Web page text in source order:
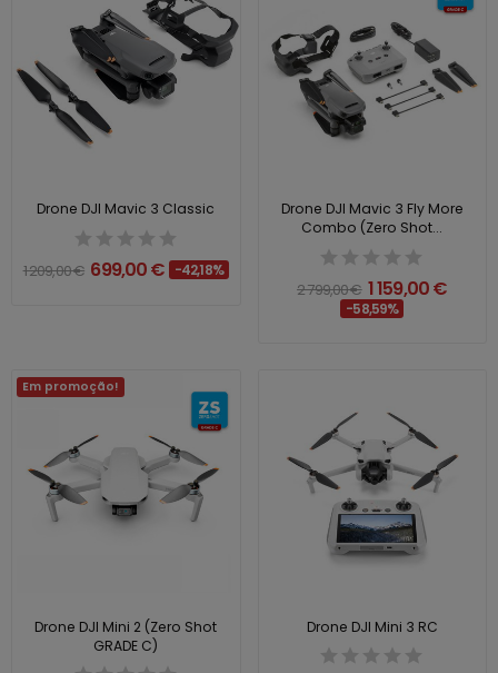
Drone DJI Mavic 3 Classic
1 209,00 € 699,00 € -42,18%
Drone DJI Mavic 3 Fly More
Combo (Zero Shot...
2 799,00 € 1 159,00 €
-58,59%
Em promoção!
Drone DJI Mini 2 (Zero Shot
GRADE C)
Drone DJI Mini 3 RC